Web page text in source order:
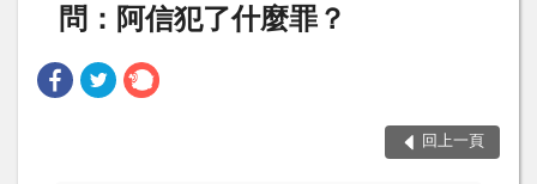
問：阿信犯了什麼罪？
回上一頁